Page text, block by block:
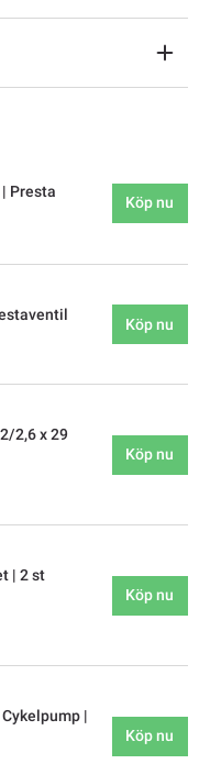
Presta
Köp nu
Köp nu
2,6 x 29
Köp nu
| 2 st
Köp nu
|
Köp nu